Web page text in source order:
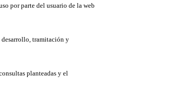
por parte del usuario de la web
desarrollo, tramitación y
planteadas y el